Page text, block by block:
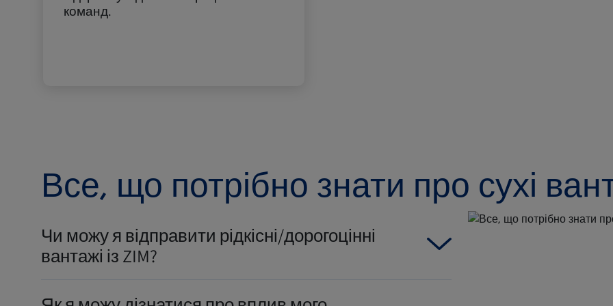
команд.
Все, що потрібно знати про сухі
Чи можу я відправити рідкісні/дорогоцінні
вантажі із ZIM?